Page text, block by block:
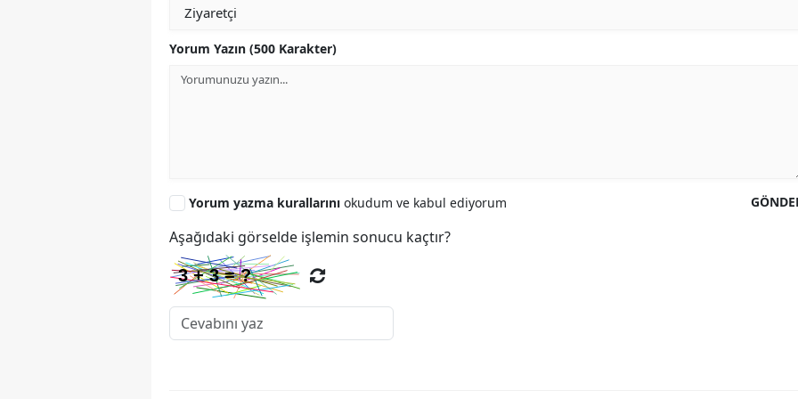
Yorum Yazın (500 Karakter)
Yorum yazma kurallarını okudum ve kabul ediyorum
Aşağıdaki görselde işlemin sonucu kaçtır?